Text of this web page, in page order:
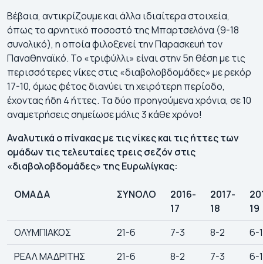
Βέβαια, αντικρίζουμε και άλλα ιδιαίτερα στοιχεία,
όπως το αρνητικό ποσοστό της Μπαρτσελόνα (9-18
συνολικό), η οποία φιλοξενεί την Παρασκευή τον
Παναθηναϊκό. Το «τριφύλλι» είναι στην 5η θέση με τις
περισσότερες νίκες στις «διαβολοβδομάδες» με ρεκόρ
17-10, όμως φέτος διανύει τη χειρότερη περίοδο,
έχοντας ήδη 4 ήττες. Τα δύο προηγούμενα χρόνια, σε 10
αναμετρήσεις σημείωσε μόλις 3 κάθε χρόνο!
Αναλυτικά ο πίνακας με τις νίκες και τις ήττες των
ομάδων τις τελευταίες τρεις σεζόν στις
«διαβολοβδομάδες» της Ευρωλίγκας:
ΟΜΑΔΑ ΣΥΝΟΛΟ
2016-
17
2017-
18
19
ΟΛΥΜΠΙΑΚΟΣ
21-6 7-3 8-2
6-1
ΡΕΑΛ ΜΑΔΡΙΤΗΣ
21-6 8-2 7-3
6-1